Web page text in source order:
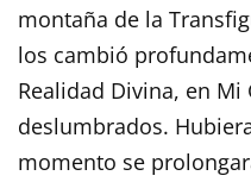
montaña de la
los cambió
Realidad Divina, en
deslumbrados.
momento se